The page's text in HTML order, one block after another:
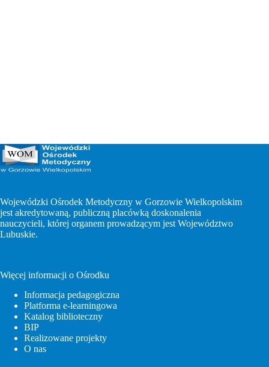
Wojewódzki Ośrodek Metodyczny w Gorzowie Wielkopolskim
jest akredytowaną, publiczną placówką doskonalenia
nauczycieli, której organem prowadzącym jest Województwo
Lubuskie.
Więcej informacji o Ośrodku
Informacja pedagogiczna
Platforma e-learningowa
Katalog biblioteczny
BIP
Realizowane projekty
O nas